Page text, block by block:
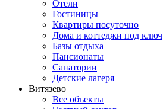
Отели
Гостиницы
Квартиры посуточно
Дома и коттеджи под ключ
Базы отдыха
Пансионаты
Санатории
Детские лагеря
Витязево
Все объекты